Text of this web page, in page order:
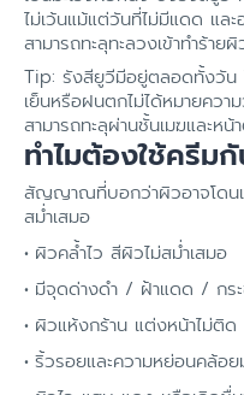
ไม่เว้นแม้แต่วันที่ไม่มีแดด แล
สามารถทะลุทะลวงเข้าทำร้าย
Tip: รังสียูวีมีอยู่ตลอดทั้งวัน
เย็นหรือฝนตกไม่ได้หมายควา
สามารถทะลุผ่านชั้นเมฆและหน้
ทำไมต้องใช้ครีม
สัญญาณที่บอกว่าผิวอาจโดนแ
สม่ำเสมอ
ผิวคล้ำไว สีผิวไม่สม่ำเสมอ
มีจุดด่างดำ / ฝ้าแดด / กร
ผิวแห้งกร้าน แต่งหน้าไม่ติด
ริ้วรอยและความหย่อนคล้อย